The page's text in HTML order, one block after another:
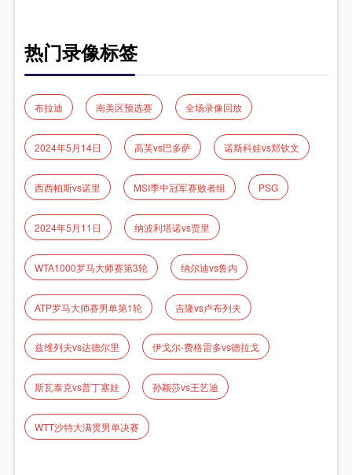
热门录像标签
布拉迪 南美区预选赛 全场录像回放
2024年5月14日 高芙vs巴多萨 诺斯科娃vs郑钦文
西西帕斯vs诺里 MSI季中冠军赛败者组 PSG
2024年5月11日 纳波利塔诺vs贾里
WTA1000罗马大师赛第3轮 纳尔迪vs鲁内
ATP罗马大师赛男单第1轮 吉隆vs卢布列夫
兹维列夫vs达德尔里 伊戈尔-费格雷多vs德拉戈
斯瓦泰克vs普丁塞娃 孙颖莎vs王艺迪
WTT沙特大满贯男单决赛